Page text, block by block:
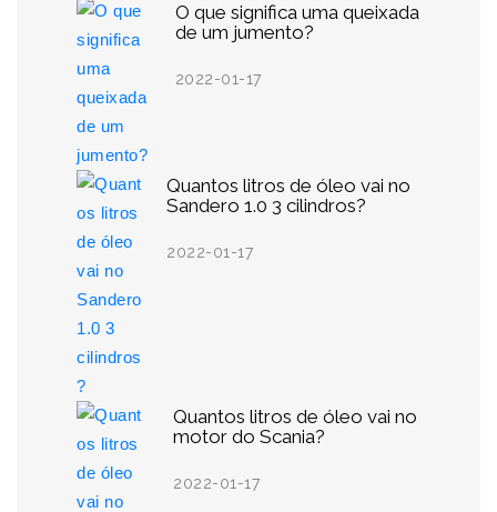
O que significa uma queixada
de um jumento?
2022-01-17
Quantos litros de óleo vai no
Sandero 1.0 3 cilindros?
2022-01-17
Quantos litros de óleo vai no
motor do Scania?
2022-01-17